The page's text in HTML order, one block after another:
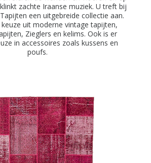
zachte Iraanse muziek. U treft bij
een uitgebreide collectie aan.
uit moderne vintage tapijten,
Zieglers en kelims. Ook is er
in accessoires zoals kussens en
poufs.